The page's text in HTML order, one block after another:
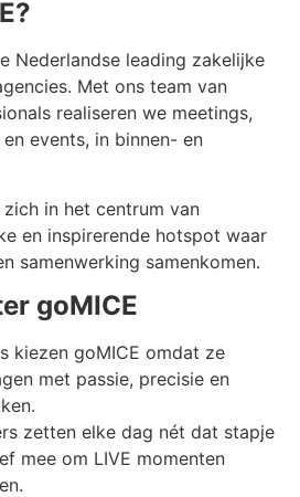
Nederlandse leading zakelijke
Met ons team van
realiseren we meetings,
events, in binnen- en
in het centrum van
en inspirerende hotspot waar
samenwerking samenkomen.
goMICE
kiezen goMICE omdat ze
met passie, precisie en
zetten elke dag nét dat stapje
mee om LIVE momenten